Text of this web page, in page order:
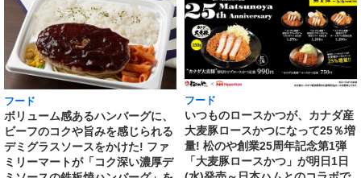
フード
ボリューム感あるハンバーグに、
ビーフのコクや旨みを感じられる
デミグラスソースをかけた! ファ
ミリーマートが「コク深い濃厚デ
フード
いつものロースかつが、カナダ産
大麦豚ロースかつになって25％増
量! 松のや創業25周年記念第1弾
「大麦豚ロースかつ」が明日1日